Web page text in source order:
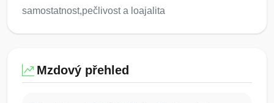
samostatnost,pečlivost a loajalita
Mzdový přehled